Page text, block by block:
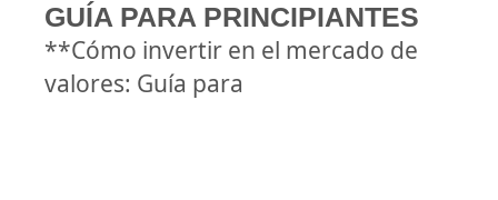
GUÍA PARA PRINCIPIANTES
**Cómo invertir en el mercado de
valores: Guía para